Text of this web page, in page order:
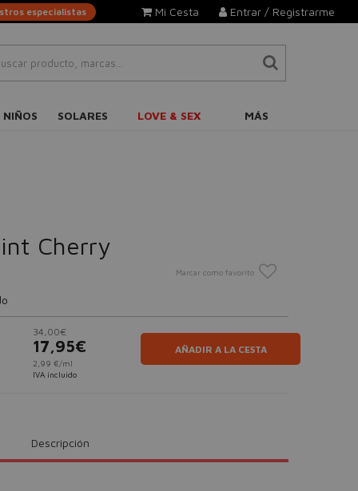
especialistas Entrar / Registrarme
Mi Cesta
NIÑOS SOLARES LOVE & SEX MÁS
Cherry
Marcar como favorito
34,00€
17,95€
2,99 €/ml
IVA incluido
AÑADIR A LA CESTA
Descripción